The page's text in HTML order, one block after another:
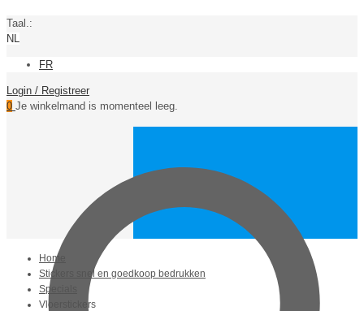
Taal.:
NL
FR
Login / Registreer
0 Je winkelmand is momenteel leeg.
Home
Stickers snel en goedkoop bedrukken
Specials
Vloerstickers